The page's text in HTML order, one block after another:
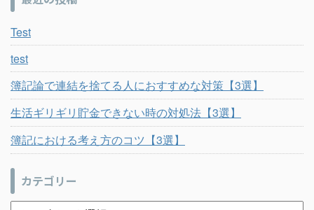
Test
test
簿記論で連結を捨てる人におすすめな対策【3選】
生活ギリギリ貯金できない時の対処法【3選】
簿記における考え方のコツ【3選】
カテゴリー